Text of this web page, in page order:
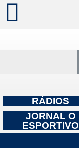
RÁDIOS
JORNAL O
ESPORTIVO